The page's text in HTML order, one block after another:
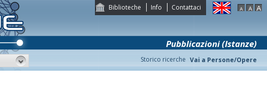
Biblioteche Info Contattaci
Storico ricerche
Pubblicazioni (Istanze)
Vai a Persone/Opere